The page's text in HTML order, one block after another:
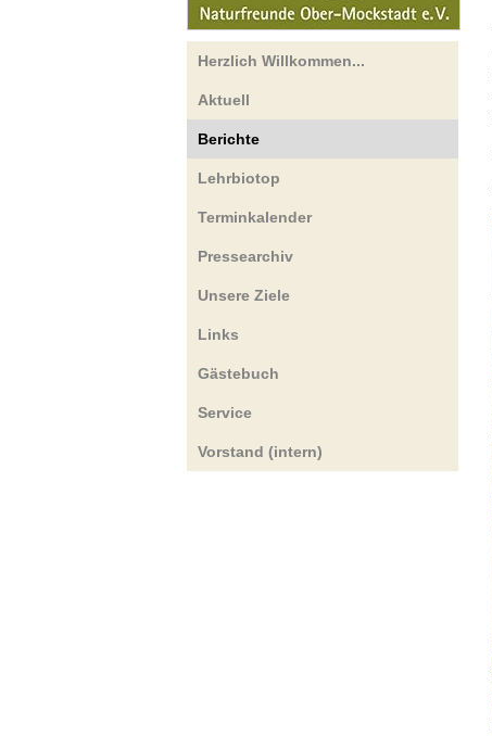
Herzlich Willkommen...
Aktuell
Berichte
Lehrbiotop
Terminkalender
Pressearchiv
Unsere Ziele
Links
Gästebuch
Service
Vorstand (intern)